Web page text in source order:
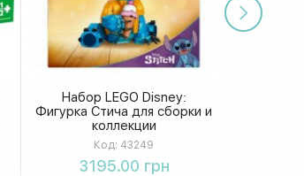
Набор LEGO Disney:
Фигурка Стича для сборки и
коллекции
Код: 43249
3195.00 грн
Купить